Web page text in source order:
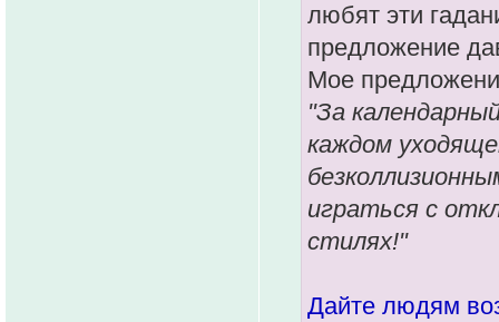
любят эти
предложение
Мое
"За
каждом
играться с
стилях!"
Дайте людям